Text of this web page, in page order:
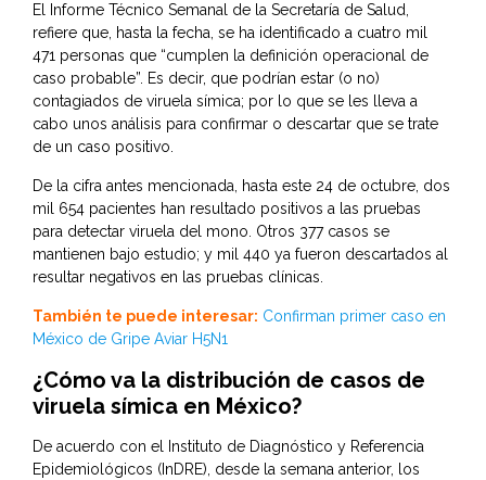
El Informe Técnico Semanal de la Secretaría de Salud,
refiere que, hasta la fecha, se ha identificado a cuatro mil
471 personas que “cumplen la definición operacional de
caso probable”. Es decir, que podrían estar (o no)
contagiados de viruela símica; por lo que se les lleva a
cabo unos análisis para confirmar o descartar que se trate
de un caso positivo.
De la cifra antes mencionada, hasta este 24 de octubre, dos
mil 654 pacientes han resultado positivos a las pruebas
para detectar viruela del mono. Otros 377 casos se
mantienen bajo estudio; y mil 440 ya fueron descartados al
resultar negativos en las pruebas clínicas.
También te puede interesar: Confirman primer caso en
México de Gripe Aviar H5N1
¿Cómo va la distribución de casos de
viruela símica en México?
De acuerdo con el Instituto de Diagnóstico y Referencia
Epidemiológicos (InDRE), desde la semana anterior, los